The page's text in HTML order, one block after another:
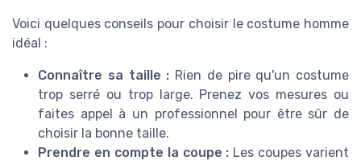
Voici quelques conseils pour choisir le costume homme
idéal :
Connaître sa taille : Rien de pire qu'un costume
trop serré ou trop large. Prenez vos mesures ou
faites appel à un professionnel pour être sûr de
choisir la bonne taille.
Prendre en compte la coupe : Les coupes varient